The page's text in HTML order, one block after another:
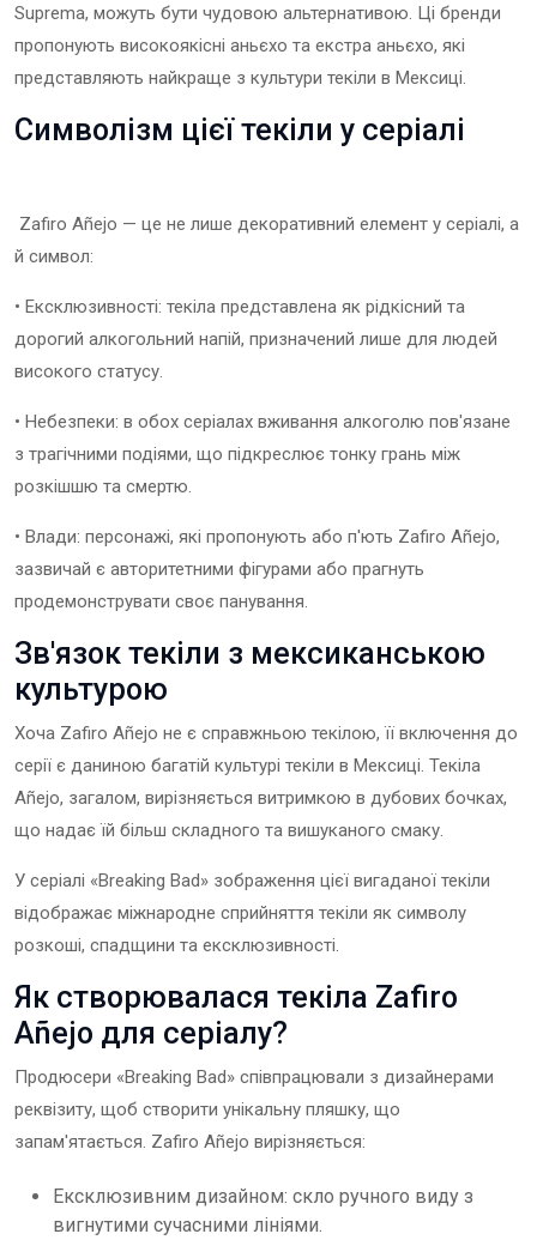
Suprema, можуть бути чудовою альтернативою. Ці бренди
пропонують високоякісні аньєхо та екстра аньєхо, які
представляють найкраще з культури текіли в Мексиці.
Символізм цієї текіли у серіалі
Zafiro Añejo — це не лише декоративний елемент у серіалі, а
й символ:
• Ексклюзивності: текіла представлена ​​як рідкісний та
дорогий алкогольний напій, призначений лише для людей
високого статусу.
• Небезпеки: в обох серіалах вживання алкоголю пов'язане
з трагічними подіями, що підкреслює тонку грань між
розкішшю та смертю.
• Влади: персонажі, які пропонують або п'ють Zafiro Añejo,
зазвичай є авторитетними фігурами або прагнуть
продемонструвати своє панування.
Зв'язок текіли з мексиканською
культурою
Хоча Zafiro Añejo не є справжньою текілою, її включення до
серії є даниною багатій культурі текіли в Мексиці. Текіла
Añejo, загалом, вирізняється витримкою в дубових бочках,
що надає їй більш складного та вишуканого смаку.
У серіалі «Breaking Bad» зображення цієї вигаданої текіли
відображає міжнародне сприйняття текіли як символу
розкоші, спадщини та ексклюзивності.
Як створювалася текіла Zafiro
Añejo для серіалу?
Продюсери «Breaking Bad» співпрацювали з дизайнерами
реквізиту, щоб створити унікальну пляшку, що
запам'ятається. Zafiro Añejo вирізняється:
Ексклюзивним дизайном: скло ручного виду з
вигнутими сучасними лініями.